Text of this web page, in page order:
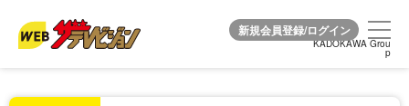
KADOKAWA Grou
p
KADOKAWA Grou
p